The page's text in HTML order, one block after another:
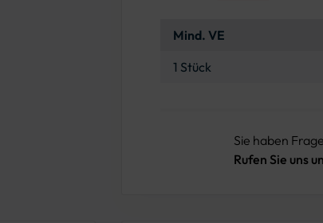
Mind. VE
1 Stück
Sie haben
Rufen Sie uns